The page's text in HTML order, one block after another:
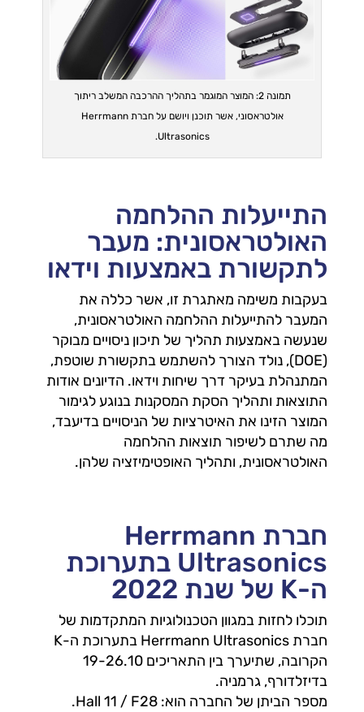
תמונה 2: המוצר המוגמר בתהליך ההרכבה המשלב ריתוך
אולטראסוני, אשר תוכנן ויושם על חברת Herrmann
Ultrasonics.
התייעלות ההלחמה
האולטראסונית: מעבר
לתקשורת באמצעות וידאו
בעקבות משימה מאתגרת זו, אשר כללה את
המעבר להתייעלות ההלחמה האולטראסונית,
שנעשה באמצעות תהליך של תיכון ניסויים מבוקר
(DOE), נולד הצורך להשתמש בתקשורת שוטפת,
המתנהלת בעיקר דרך שיחות וידאו. הדיונים אודות
התוצאות ותהליך הסקת המסקנות בנוגע לגימור
המוצר הזינו את האיטרציות של הניסויים בדיעבד,
מה שתרם לשיפור תוצאות ההלחמה
האולטראסונית, ותהליך האופטימיזציה שלהן.
חברת Herrmann
Ultrasonics בתערוכת
ה-K של שנת 2022
תוכלו לחזות במגוון הטכנולוגיות המתקדמות של
חברת Herrmann Ultrasonics בתערוכת ה-K
הקרובה, שתיערך בין התאריכים 19-26.10
בדיזלדורף, גרמניה.
מספר הביתן של החברה הוא: Hall 11 / F28.